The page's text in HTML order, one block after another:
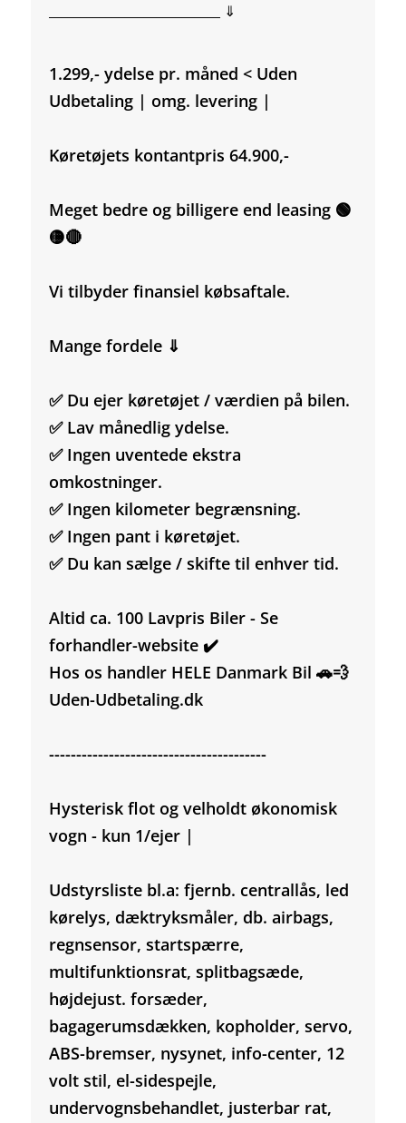
___________________________ ⇓
1.299,- ydelse pr. måned < Uden
Udbetaling | omg. levering |
Køretøjets kontantpris 64.900,-
Meget bedre og billigere end leasing 🟢
🟡🔴
Vi tilbyder finansiel købsaftale.
Mange fordele ⇓
✅ Du ejer køretøjet / værdien på bilen.
✅ Lav månedlig ydelse.
✅ Ingen uventede ekstra
omkostninger.
✅ Ingen kilometer begrænsning.
✅ Ingen pant i køretøjet.
✅ Du kan sælge / skifte til enhver tid.
Altid ca. 100 Lavpris Biler - Se
forhandler-website ✔️
Hos os handler HELE Danmark Bil 🚗💨
Uden-Udbetaling.dk
----------------------------------------
Hysterisk flot og velholdt økonomisk
vogn - kun 1/ejer |
Udstyrsliste bl.a: fjernb. centrallås, led
kørelys, dæktryksmåler, db. airbags,
regnsensor, startspærre,
multifunktionsrat, splitbagsæde,
højdejust. forsæder,
bagagerumsdækken, kopholder, servo,
ABS-bremser, nysynet, info-center, 12
volt stil, el-sidespejle,
undervognsbehandlet, justerbar rat,